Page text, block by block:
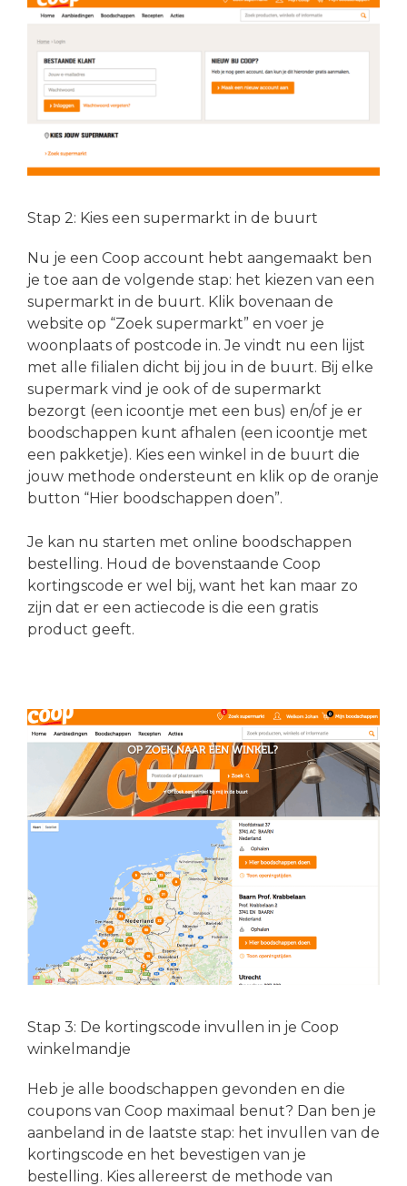
Stap 2: Kies een supermarkt in de buurt
Nu je een Coop account hebt aangemaakt ben
je toe aan de volgende stap: het kiezen van een
supermarkt in de buurt. Klik bovenaan de
website op “Zoek supermarkt” en voer je
woonplaats of postcode in. Je vindt nu een lijst
met alle filialen dicht bij jou in de buurt. Bij elke
supermark vind je ook of de supermarkt
bezorgt (een icoontje met een bus) en/of je er
boodschappen kunt afhalen (een icoontje met
een pakketje). Kies een winkel in de buurt die
jouw methode ondersteunt en klik op de oranje
button “Hier boodschappen doen”.
Je kan nu starten met online boodschappen
bestelling. Houd de bovenstaande Coop
kortingscode er wel bij, want het kan maar zo
zijn dat er een actiecode is die een gratis
product geeft.
Stap 3: De kortingscode invullen in je Coop
winkelmandje
Heb je alle boodschappen gevonden en die
coupons van Coop maximaal benut? Dan ben je
aanbeland in de laatste stap: het invullen van de
kortingscode en het bevestigen van je
bestelling. Kies allereerst de methode van